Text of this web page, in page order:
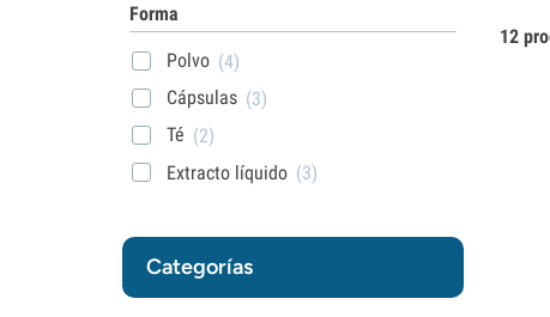
12
Forma
Polvo (4)
Cápsulas (3)
Té (2)
Extracto líquido (3)
Categorías